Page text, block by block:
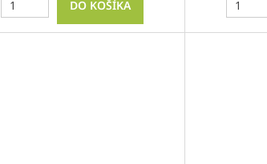
DO KOŠÍKA